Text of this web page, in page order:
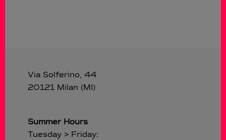
Via Solferino, 44
20121 Milan (MI)
Summer Hours
Tuesday > Friday: